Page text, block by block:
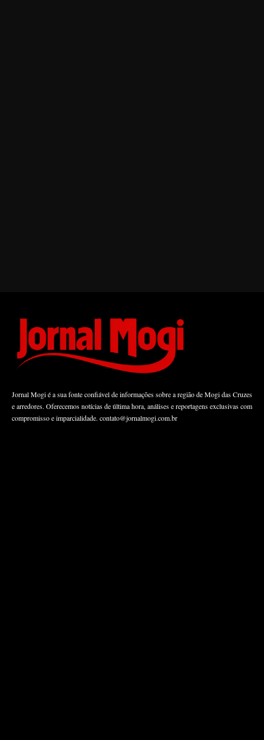
Jornal Mogi é a sua fonte confiável de informações sobre a região de Mogi das Cruzes
e arredores. Oferecemos notícias de última hora, análises e reportagens exclusivas com
compromisso e imparcialidade. contato@jornalmogi.com.br